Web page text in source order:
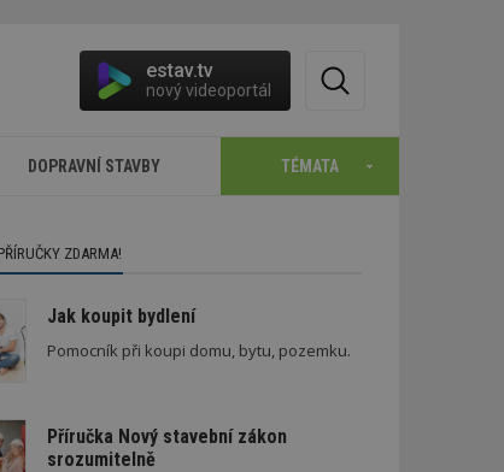
estav.tv
nový videoportál
DOPRAVNÍ STAVBY TÉMATA
ZDARMA!
Jak koupit bydlení
Pomocník při koupi domu, bytu, pozemku.
Příručka Nový stavební zákon
srozumitelně